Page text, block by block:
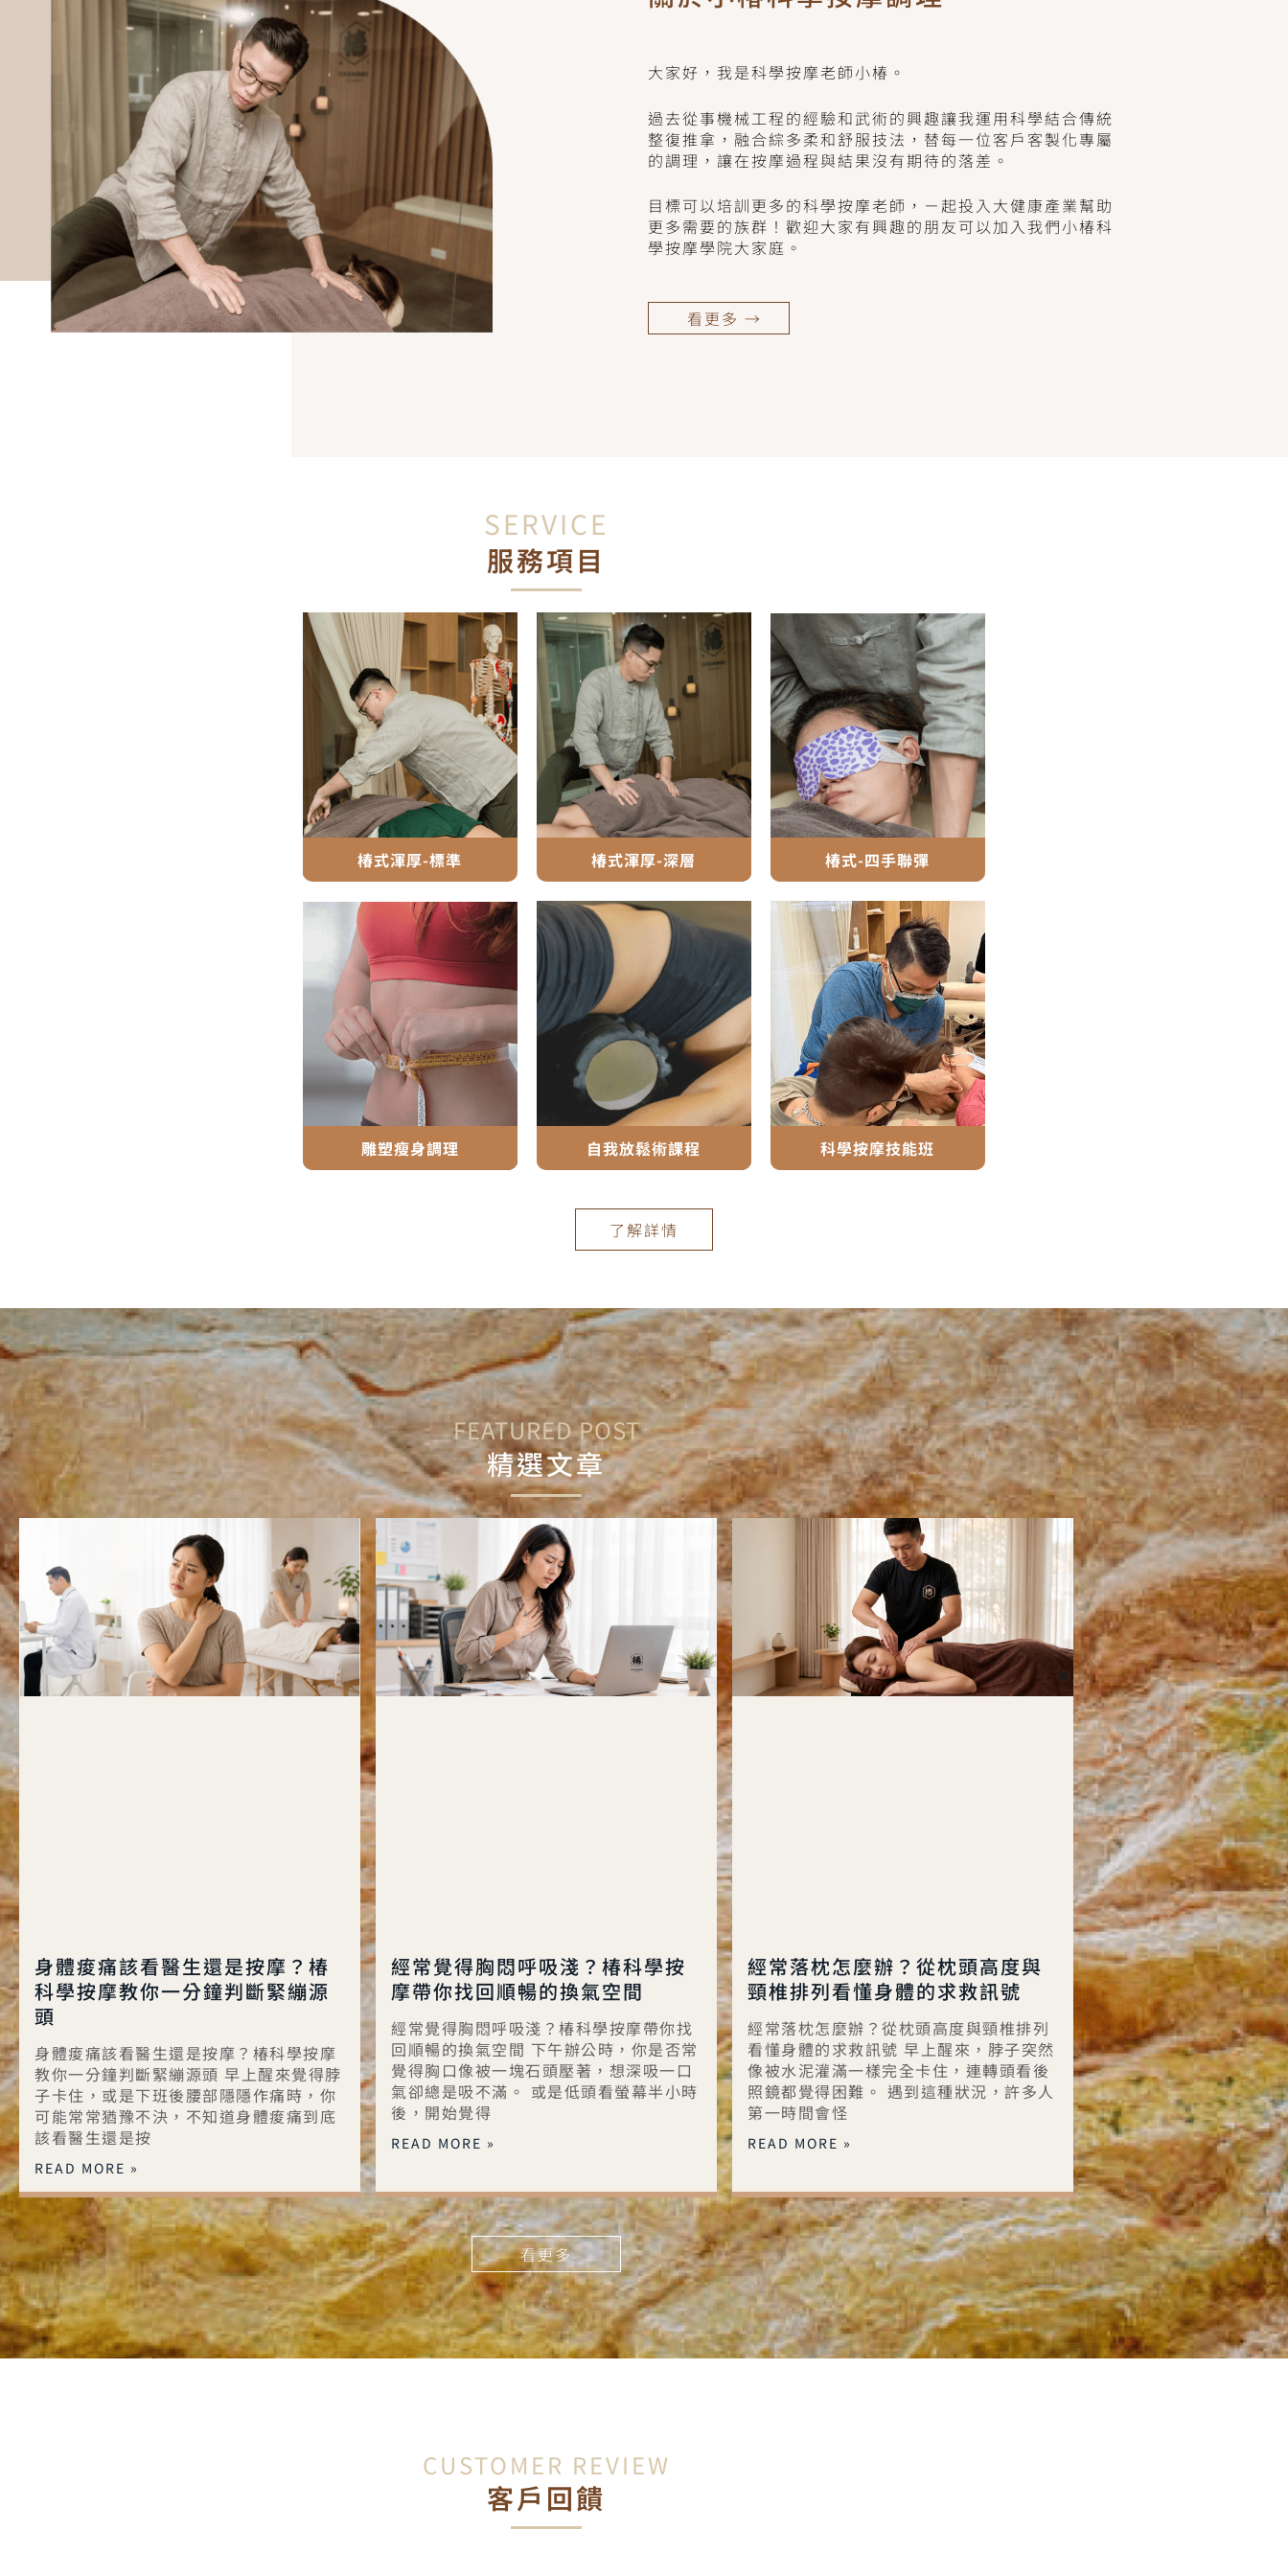
大家好，我是科學按摩老師小椿。
過去從事機械工程的經驗和武術的興趣讓我運用科學結合傳統
整復推拿，融合綜多柔和舒服技法，替每一位客戶客製化專屬
的調理，讓在按摩過程與結果沒有期待的落差。
目標可以培訓更多的科學按摩老師，ㄧ起投入大健康產業幫助
更多需要的族群！歡迎大家有興趣的朋友可以加入我們小椿科
學按摩學院大家庭。
看更多 →
SERVICE
服務項目
椿式渾厚-標準 椿式渾厚-深層 椿式-四手聯彈
雕塑瘦身調理 自我放鬆術課程 科學按摩技能班
了解詳情
FEATURED POST
精選文章
身體痠痛該看醫生還是按摩？椿
科學按摩教你一分鐘判斷緊繃源
頭
身體痠痛該看醫生還是按摩？椿科學按摩
教你一分鐘判斷緊繃源頭 早上醒來覺得脖
子卡住，或是下班後腰部隱隱作痛時，你
可能常常猶豫不決，不知道身體痠痛到底
該看醫生還是按
READ MORE »
經常覺得胸悶呼吸淺？椿科學按
摩帶你找回順暢的換氣空間
經常覺得胸悶呼吸淺？椿科學按摩帶你找
回順暢的換氣空間 下午辦公時，你是否常
覺得胸口像被一塊石頭壓著，想深吸一口
氣卻總是吸不滿。 或是低頭看螢幕半小時
後，開始覺得
READ MORE »
經常落枕怎麼辦？從枕頭高度與
頸椎排列看懂身體的求救訊號
經常落枕怎麼辦？從枕頭高度與頸椎排列
看懂身體的求救訊號 早上醒來，脖子突然
像被水泥灌滿一樣完全卡住，連轉頭看後
照鏡都覺得困難。 遇到這種狀況，許多人
第一時間會怪
READ MORE »
看更多
CUSTOMER REVIEW
客戶回饋